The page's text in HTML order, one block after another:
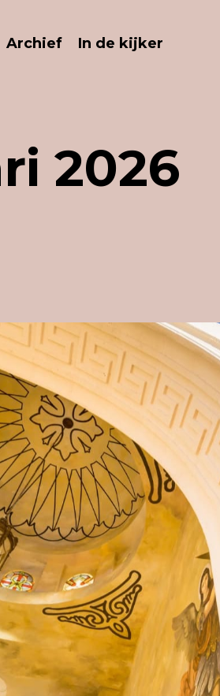
Archief In de kijker
2026